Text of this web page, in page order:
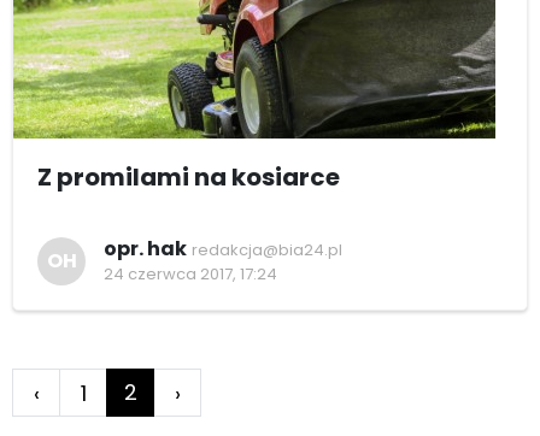
Z promilami na kosiarce
OH opr. hak redakcja@bia24.pl
24 czerwca 2017, 17:24
‹ 1 2 ›